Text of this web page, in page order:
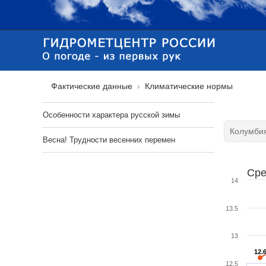
Фактические данные Климатические нормы
12.6
12.6
12.5
13
13.5
14
Особенности характера русской зимы
Весна! Трудности весенних перемен